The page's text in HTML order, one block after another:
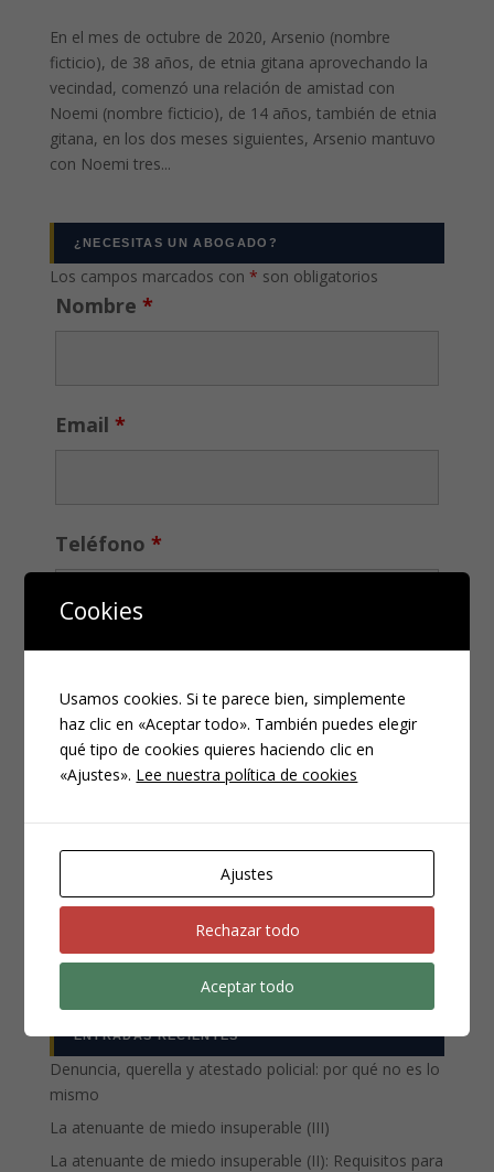
En el mes de octubre de 2020, Arsenio (nombre
ficticio), de 38 años, de etnia gitana aprovechando la
vecindad, comenzó una relación de amistad con
Noemi (nombre ficticio), de 14 años, también de etnia
gitana, en los dos meses siguientes, Arsenio mantuvo
con Noemi tres...
¿NECESITAS UN ABOGADO?
Los campos marcados con * son obligatorios
Nombre *
Email *
Teléfono *
Penal
Uncategorized
ENTRADAS RECIENTES
Denuncia, querella y atestado policial: por qué no es lo
mismo
La atenuante de miedo insuperable (III)
La atenuante de miedo insuperable (II): Requisitos para
Cookies
Usamos cookies. Si te parece bien, simplemente
haz clic en «Aceptar todo». También puedes elegir
qué tipo de cookies quieres haciendo clic en
«Ajustes». Lee nuestra política de cookies
Ajustes
Rechazar todo
Aceptar todo